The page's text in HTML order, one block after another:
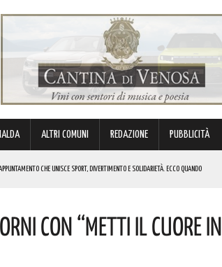
ALTRI COMUNI REDAZIONE PUBBLICITÀ
CHE UNISCE SPORT, DIVERTIMENTO E SOLIDARIETÀ. ECCO QUANDO
QUESTI GLI INTERVENTI IN CORSO
CON “METTI IL CUORE IN